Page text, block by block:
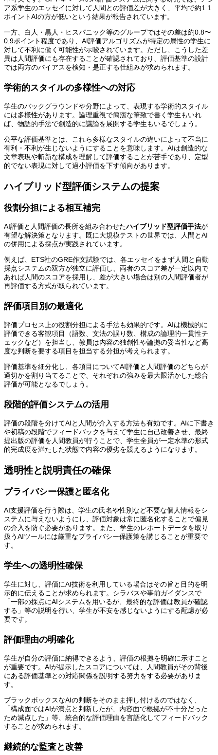
ア系学生のエッセイに対して人間との評価差が大きく、平均で約1.1
ポイントAIの方が低いという結果が報告されています。
一方、白人・黒人・ヒスパニック等のグループではその差は約0.8〜
0.9ポイント程度であり、AI評価アルゴリズムが特定の属性の学生に
対して不利に働く可能性が示唆されています。ただし、こうした差
異は人間評価にも存在することが確認されており、評価基準の設計
では両方のバイアスを検知・是正する仕組みが求められます。
学術的スタイルの多様性への対応
学生のバックグラウンドや分野によって、表現する学術的スタイル
には多様性があります。論理重視で簡潔な筆致で書く学生もいれ
ば、物語的手法で創造的に議論を展開する学生もいるでしょう。
公平な評価基準とは、これら多様なスタイルの違いによって不当に
有利・不利が生じないようにすることを意味します。AIは創造的な
文章表現や斬新な構成を理解して評価することが苦手であり、定型
的でない表現に対して過小評価を下す傾向があります。
ハイブリッド型評価システムの提案
役割分担による相互補完
AI評価と人間評価の長所を組み合わせたハイブリッド型評価手法が
有望な解決策となります。既に大規模テストの世界では、人間とAI
の併用による採点が実践されています。
例えば、ETS社のGRE作文試験では、各エッセイをまず人間と自動
採点システムの双方が独立に評価し、両者のスコア差が一定以内で
あれば人間のスコアを採用し、差が大きい場合は別の人間評価者が
再評価する方式が取られています。
評価項目別の最適化
評価プロセス上の役割分担による手法も効果的です。AIは機械的に
評価できる客観項目（語数、文法の誤り数、構成の論理的一貫性チ
ェックなど）を担当し、教員は内容の独創性や論拠の妥当性など高
度な判断を要する項目を担当する分担が考えられます。
評価基準を細分化し、各項目についてAI評価と人間評価のどちらが
適切かを割り当てることで、それぞれの強みを最大限活かした総合
評価が可能となるでしょう。
段階的評価システムの活用
評価の段階を分けてAIと人間が介入する方法も有効です。AIに下書き
や初稿の段階でフィードバックを与えて学生に自己改善させ、最終
提出版の評価を人間教員が行うことで、学生全員が一定水準の形式
的完成度を満たした状態で内容の優劣を競えるようになります。
透明性と説明責任の確保
プライバシー保護と匿名化
AI支援評価を行う際は、学生の氏名や性別など不要な個人情報をシ
ステムに与えないようにし、評価対象は常に匿名化することで偏見
の介入を防ぐ必要があります。また、学生のレポートデータを取り
扱うAIツールには厳重なプライバシー保護策を講じることが重要で
す。
学生への透明性確保
学生に対し、評価にAI技術を利用している場合はその旨と目的を明
示的に伝えることが求められます。シラバスや事前ガイダンスで
「一部の採点にAIシステムを用いるが、最終的な評価は教員が確認
する」等の説明を行い、学生が不安を感じないようにする配慮が必
要です。
評価理由の明確化
学生が自分の評価に納得できるよう、評価の根拠を明確に示すこと
が重要です。AIが提示したスコアについては、人間教員がその背後
にある評価基準との対応関係を説明する努力をする必要がありま
す。
ブラックボックスなAIの判断をそのまま押し付けるのではなく、
「構成面ではAIが満点と判断したが、内容面で根拠が不十分だった
ため減点した」等、統合的な評価理由を言語化してフィードバック
することが求められます。
継続的な監査と改善